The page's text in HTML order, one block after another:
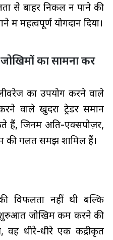
से बाहर निकल न पाने की
में महत्वपूर्ण योगदान दिया।
जोखिमों का सामना कर
का उपयोग करने वाले
वाले खुदरा ट्रेडर समान
हैं, जिनमें अति-एक्सपोज़र,
की गलत समझ शामिल हैं।
विफलता नहीं थी बल्कि
शुरुआत जोखिम कम करने की
धीरे-धीरे एक केंद्रीकृत